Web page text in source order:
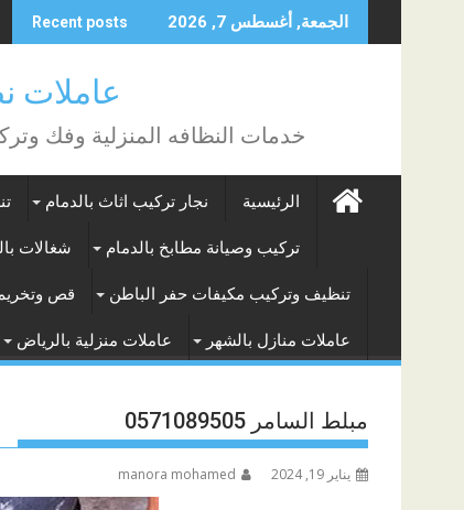
to
الجمعة, أغسطس 7, 2026 Recent posts
عاملات نظافة
خدمات النظافه المنزلية وفك
الرئيسية نجار تركيب اثاث بالدمام
تركيب وصيانة مطابخ بالدمام شغالات
تنظيف وتركيب مكيفات حفر الباطن قص وتخريم
عاملات منازل بالشهر عاملات منزلية بالرياض
مبلط السامر 0571089505
يناير 19, 2024 manora mohamed